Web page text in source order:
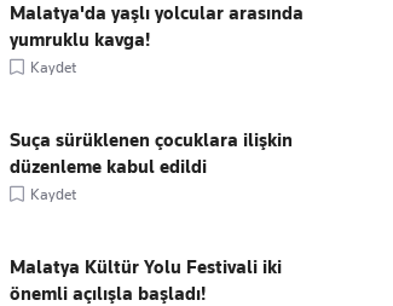
Malatya'da yaşlı yolcular arasında
yumruklu kavga!
Kaydet
Suça sürüklenen çocuklara ilişkin
düzenleme kabul edildi
Kaydet
Malatya Kültür Yolu Festivali iki
önemli açılışla başladı!